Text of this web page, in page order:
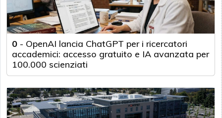
0 - OpenAI lancia ChatGPT per i ricercatori
accademici: accesso gratuito e IA avanzata per
100.000 scienziati